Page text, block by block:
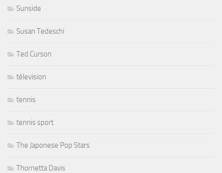
Sunside
Susan Tedeschi
Ted Curson
télevision
tennis
tennis sport
The Japonese Pop Stars
Thornetta Davis